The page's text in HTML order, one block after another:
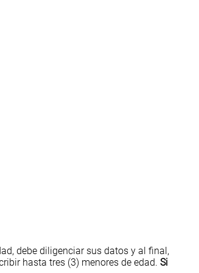
debe diligenciar sus datos y al final,
hasta tres (3) menores de edad. Si